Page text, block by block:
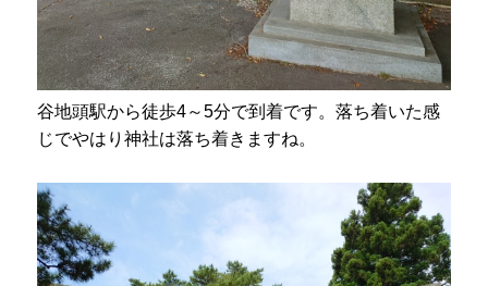
谷地頭駅から徒歩4～5分で到着です。落ち着いた感
じでやはり神社は落ち着きますね。